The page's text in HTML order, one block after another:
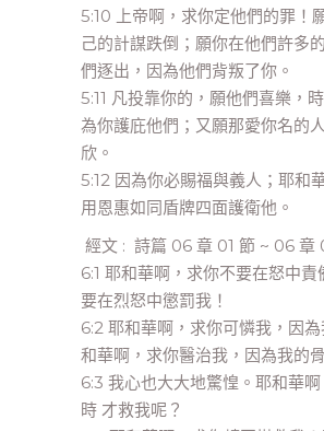
5:10 上帝啊，求你定他們的罪！
己的計謀跌倒；願你在他們許多
們逐出，因為他們背叛了你。
5:11 凡投靠你的，願他們喜樂，
為你護庇他們；又願那愛你名的
欣。
5:12 因為你必賜福與義人；耶和
用恩惠如同盾牌四面護衛他。
經文 : 詩篇 06 章 01 節 ~ 06 章
6:1 耶和華啊，求你不要在怒中責
要在烈怒中懲罰我！
6:2 耶和華啊，求你可憐我，因
和華啊，求你醫治我，因為我的
6:3 我心也大大地驚惶。耶和華
時 才救我呢？